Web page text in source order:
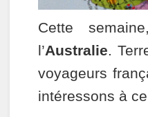
Cette
l’Australie.
voyageurs
intéressons à